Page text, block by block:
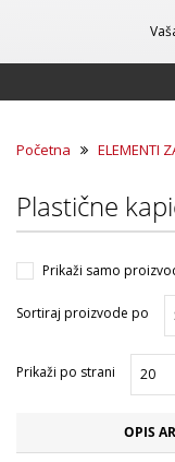
Početna ELEMENTI
Plastične
Prikaži samo
Sortiraj proizvode po
Prikaži po strani
OPIS